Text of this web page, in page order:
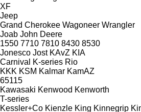
XF
Jeep
Grand Cherokee Wagoneer Wrangler
Joab John Deere
1550 7710 7810 8430 8530
Jonesco Jost KAvZ KIA
Carnival
K-series Rio
KKK KSM Kalmar KamAZ
65115
Kawasaki Kenwood Kenworth
T-series
Kessler+Co Kienzle King Kinnegrip